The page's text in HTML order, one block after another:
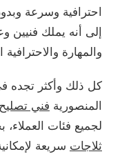
احترافية وسرعة
إلى أنه يملك فنيين
والمهارة والاحترافية
كل ذلك وأكثر تجده
المنصورية فني
لجميع فئات
ثلاجات سريعة